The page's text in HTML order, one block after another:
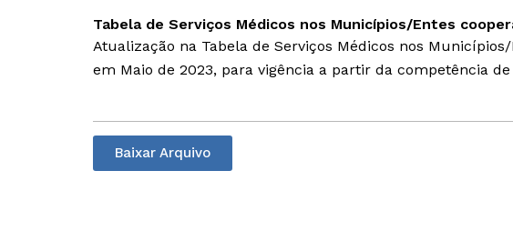
Tabela de Serviços Médicos nos Municípios/Entes
Atualização na Tabela de Serviços Médicos nos
em Maio de 2023, para vigência a partir da competência de
Baixar Arquivo